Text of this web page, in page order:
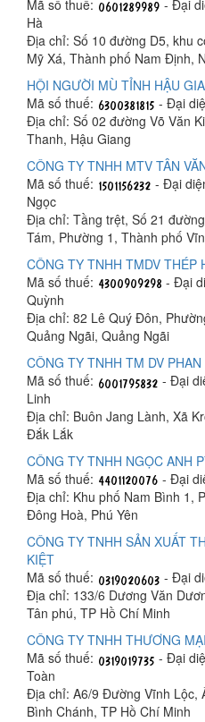
Mã số thuế:
- Đại
Hà
Địa chỉ: Số 10 đường D5, khu
Mỹ Xá, Thành phố Nam Định,
HỘI NGƯỜI MÙ TỈNH HẬU
Mã số thuế:
- Đại
Địa chỉ: Số 02 đường Võ Văn
Thanh, Hậu Giang
CÔNG TY TNHH MTV TÂN
Mã số thuế:
- Đại
Ngọc
Địa chỉ: Tầng trệt, Số 21
Tám, Phường 1, Thành phố
CÔNG TY TNHH TMDV THÉP
Mã số thuế:
- Đại
Quỳnh
Địa chỉ: 82 Lê Quý Đôn,
Quảng Ngãi, Quảng Ngãi
CÔNG TY TNHH TM DV PHAN
Mã số thuế:
- Đại
Linh
Địa chỉ: Buôn Jang Lành, Xã
Đắk Lắk
CÔNG TY TNHH NGỌC ANH
Mã số thuế:
- Đại
Địa chỉ: Khu phố Nam Bình 1,
Đông Hoà, Phú Yên
CÔNG TY TNHH SẢN XUẤT
KIỆT
Mã số thuế:
- Đại
Địa chỉ: 133/6 Dương Văn
Tân phú, TP Hồ Chí Minh
CÔNG TY TNHH THƯƠNG
Mã số thuế:
- Đại
Toàn
Địa chỉ: A6/9 Đường Vĩnh Lộc,
Bình Chánh, TP Hồ Chí Minh